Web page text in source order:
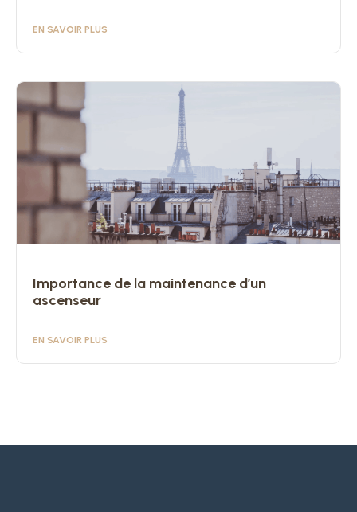
EN SAVOIR PLUS
Importance de la maintenance d’un
ascenseur
EN SAVOIR PLUS